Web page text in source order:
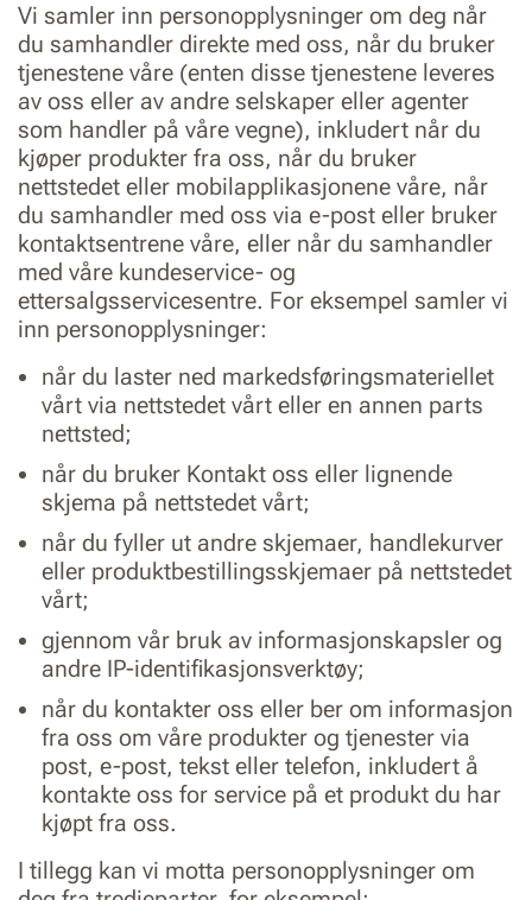
Vi samler inn personopplysninger om deg når
du samhandler direkte med oss, når du bruker
tjenestene våre (enten disse tjenestene leveres
av oss eller av andre selskaper eller agenter
som handler på våre vegne), inkludert når du
kjøper produkter fra oss, når du bruker
nettstedet eller mobilapplikasjonene våre, når
du samhandler med oss via e-post eller bruker
kontaktsentrene våre, eller når du samhandler
med våre kundeservice- og
ettersalgsservicesentre. For eksempel samler vi
inn personopplysninger:
når du laster ned markedsføringsmateriellet
vårt via nettstedet vårt eller en annen parts
nettsted;
når du bruker Kontakt oss eller lignende
skjema på nettstedet vårt;
når du fyller ut andre skjemaer, handlekurver
eller produktbestillingsskjemaer på nettstedet
vårt;
gjennom vår bruk av informasjonskapsler og
andre IP-identifikasjonsverktøy;
når du kontakter oss eller ber om informasjon
fra oss om våre produkter og tjenester via
post, e-post, tekst eller telefon, inkludert å
kontakte oss for service på et produkt du har
kjøpt fra oss.
I tillegg kan vi motta personopplysninger om